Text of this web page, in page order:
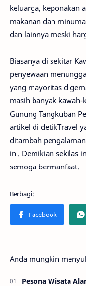
keluarga, keponakan
makanan dan
dan lainnya meski
Biasanya di sekitar
penyewaan
yang mayoritas
masih banyak kawah-
Gunung Tangkuban
artikel di detikTravel
ditambah
ini. Demikian sekilas
semoga bermanfaat.
Anda mungkin
Pesona Wisata